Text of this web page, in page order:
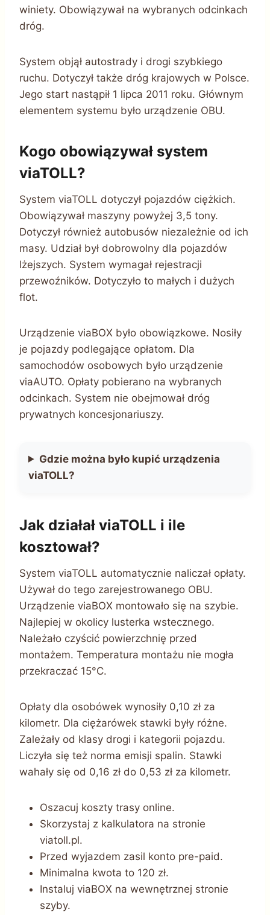
winiety. Obowiązywał na wybranych odcinkach
dróg.
System objął autostrady i drogi szybkiego
ruchu. Dotyczył także dróg krajowych w Polsce.
Jego start nastąpił 1 lipca 2011 roku. Głównym
elementem systemu było urządzenie OBU.
Kogo obowiązywał system
viaTOLL?
System viaTOLL dotyczył pojazdów ciężkich.
Obowiązywał maszyny powyżej 3,5 tony.
Dotyczył również autobusów niezależnie od ich
masy. Udział był dobrowolny dla pojazdów
lżejszych. System wymagał rejestracji
przewoźników. Dotyczyło to małych i dużych
flot.
Urządzenie viaBOX było obowiązkowe. Nosiły
je pojazdy podlegające opłatom. Dla
samochodów osobowych było urządzenie
viaAUTO. Opłaty pobierano na wybranych
odcinkach. System nie obejmował dróg
prywatnych koncesjonariuszy.
Gdzie można było kupić urządzenia
viaTOLL?
Jak działał viaTOLL i ile
kosztował?
System viaTOLL automatycznie naliczał opłaty.
Używał do tego zarejestrowanego OBU.
Urządzenie viaBOX montowało się na szybie.
Najlepiej w okolicy lusterka wstecznego.
Należało czyścić powierzchnię przed
montażem. Temperatura montażu nie mogła
przekraczać 15°C.
Opłaty dla osobówek wynosiły 0,10 zł za
kilometr. Dla ciężarówek stawki były różne.
Zależały od klasy drogi i kategorii pojazdu.
Liczyła się też norma emisji spalin. Stawki
wahały się od 0,16 zł do 0,53 zł za kilometr.
Oszacuj koszty trasy online.
Skorzystaj z kalkulatora na stronie
viatoll.pl.
Przed wyjazdem zasil konto pre-paid.
Minimalna kwota to 120 zł.
Instaluj viaBOX na wewnętrznej stronie
szyby.